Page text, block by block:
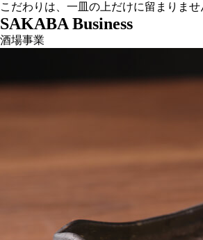
こだわりは、一皿の上だけに留まりま
SAKABA Business
酒場事業